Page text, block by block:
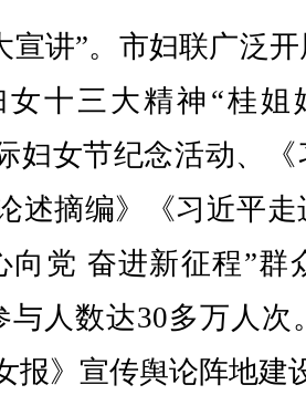
宣讲”。市妇联广泛
十三大精神“桂姐
妇女节纪念活动、
述摘编》《习近平
向党 奋进新征程”群
与人数达30多万人次
报》宣传舆论阵地建